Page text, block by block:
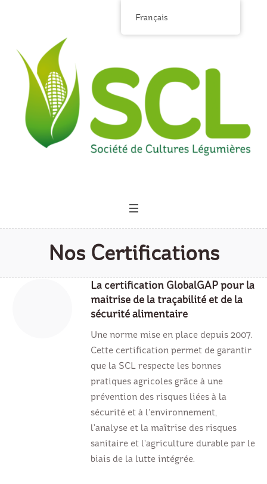
Nos Certifications
La certification GlobalGAP pour la
maitrise de la traçabilité et de la
sécurité alimentaire
Une norme mise en place depuis 2007.
Cette certification permet de garantir
que la SCL respecte les bonnes
pratiques agricoles grâce à une
prévention des risques liées à la
sécurité et à l’environnement,
l’analyse et la maîtrise des risques
sanitaire et l’agriculture durable par le
biais de la lutte intégrée.
Français